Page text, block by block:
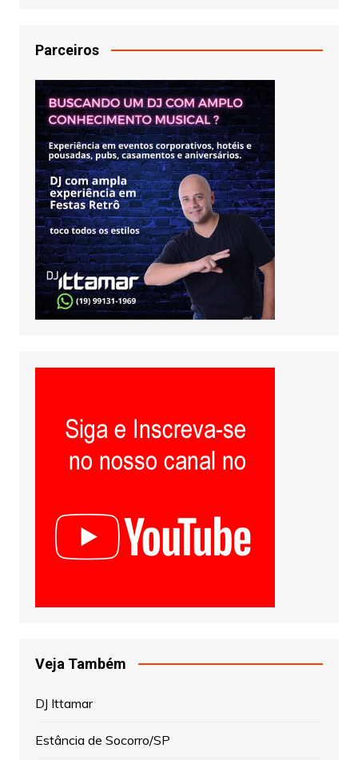
Parceiros
Veja Também
DJ Ittamar
Estância de Socorro/SP